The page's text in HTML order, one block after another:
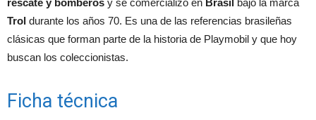
Trol durante los años 70. Es una de las referencias brasileñas
clásicas que forman parte de la historia de Playmobil y que hoy
buscan los coleccionistas.
Ficha técnica